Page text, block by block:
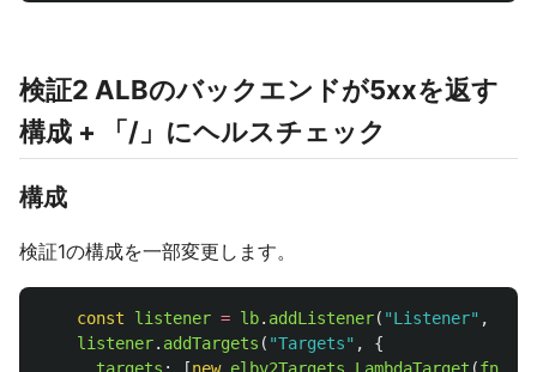
検証2 ALBのバックエンドが5xxを返す
構成 + 「/」にヘルスチェック
構成
検証1の構成を一部変更します。
const listener = lb. addListener( "Listener" ,
listener. addTargets ( "Targets" ,
{